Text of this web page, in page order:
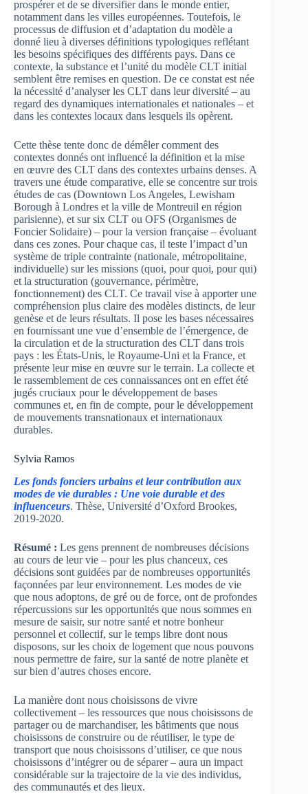
prospérer et de se diversifier dans le monde entier,
notamment dans les villes européennes. Toutefois, le
processus de diffusion et d’adaptation du modèle a
donné lieu à diverses définitions typologiques reflétant
les besoins spécifiques des différents pays. Dans ce
contexte, la substance et l’unité du modèle CLT initial
semblent être remises en question. De ce constat est née
la nécessité d’analyser les CLT dans leur diversité – au
regard des dynamiques internationales et nationales – et
dans les contextes locaux dans lesquels ils opèrent.
Cette thèse tente donc de démêler comment des
contextes donnés ont influencé la définition et la mise
en œuvre des CLT dans des contextes urbains denses. A
travers une étude comparative, elle se concentre sur trois
études de cas (Downtown Los Angeles, Lewisham
Borough à Londres et la ville de Montreuil en région
parisienne), et sur six CLT ou OFS (Organismes de
Foncier Solidaire) – pour la version française – évoluant
dans ces zones. Pour chaque cas, il teste l’impact d’un
système de triple contrainte (nationale, métropolitaine,
individuelle) sur les missions (quoi, pour quoi, pour qui)
et la structuration (gouvernance, périmètre,
fonctionnement) des CLT. Ce travail vise à apporter une
compréhension plus claire des modèles distincts, de leur
genèse et de leurs résultats. Il pose les bases nécessaires
en fournissant une vue d’ensemble de l’émergence, de
la circulation et de la structuration des CLT dans trois
pays : les États-Unis, le Royaume-Uni et la France, et
présente leur mise en œuvre sur le terrain. La collecte et
le rassemblement de ces connaissances ont en effet été
jugés cruciaux pour le développement de bases
communes et, en fin de compte, pour le développement
de mouvements transnationaux et internationaux
durables.
Sylvia Ramos
Les fonds fonciers urbains et leur contribution aux
modes de vie durables : Une voie durable et des
influenceurs. Thèse, Université d’Oxford Brookes,
2019-2020.
Résumé : Les gens prennent de nombreuses décisions
au cours de leur vie – pour les plus chanceux, ces
décisions sont guidées par de nombreuses opportunités
façonnées par leur environnement. Les modes de vie
que nous adoptons, de gré ou de force, ont de profondes
répercussions sur les opportunités que nous sommes en
mesure de saisir, sur notre santé et notre bonheur
personnel et collectif, sur le temps libre dont nous
disposons, sur les choix de logement que nous pouvons
nous permettre de faire, sur la santé de notre planète et
sur bien d’autres choses encore.
La manière dont nous choisissons de vivre
collectivement – les ressources que nous choisissons de
partager ou de marchandiser, les bâtiments que nous
choisissons de construire ou de réutiliser, le type de
transport que nous choisissons d’utiliser, ce que nous
choisissons d’intégrer ou de séparer – aura un impact
considérable sur la trajectoire de la vie des individus,
des communautés et des lieux.